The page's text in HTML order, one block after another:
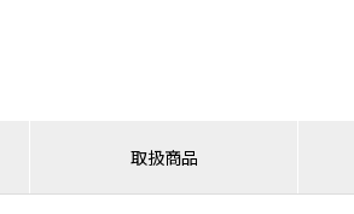
取扱商品